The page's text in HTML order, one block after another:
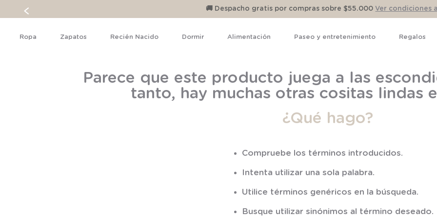
🚚 Despacho gratis por compras sobre $55.000 Ver condiciones
Ropa Zapatos Recién Nacido Dormir Alimentación Paseo y entretenimiento Regalos
Parece que este producto juega a las
tanto, hay muchas otras cositas lindas
¿Qué hago?
Compruebe los términos introducidos.
Intenta utilizar una sola palabra.
Utilice términos genéricos en la búsqueda.
Busque utilizar sinónimos al término deseado.
1.
pijama
2.
calcetines
3 .
zapatillas
5 .
manta